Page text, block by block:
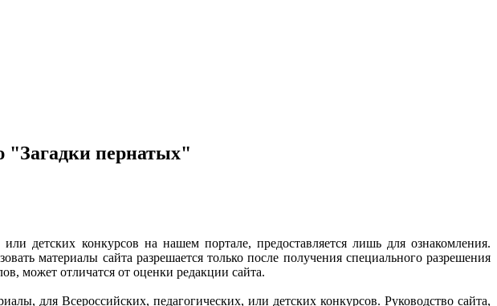
"Загадки пернатых"
детских конкурсов на нашем портале, предоставляется лишь для ознакомления.
материалы сайта разрешается только после получения специального разрешения
может отличатся от оценки редакции сайта.
для Всероссийских, педагогических, или детских конкурсов. Руководство сайта,